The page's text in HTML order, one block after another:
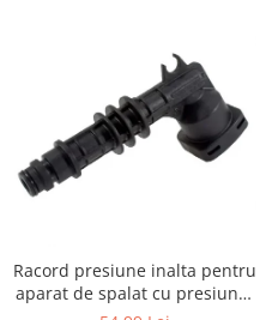
Mobila si transport animale de
Zgarzi, lese si hamuri
PC, Periferice & Software
Componente PC
Desktop PC & Monitoare
Consumabile
Periferice PC
Racord presiune inalta pentru
aparat de spalat cu presiune,